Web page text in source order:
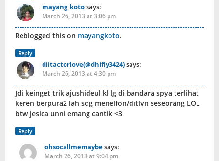
mayang_kotosays:
March 26, 2013 at 3:06 pm
Reblogged this on mayangkoto.
Reply
diitactorlove(@dhifly3424)says:
March 26, 2013 at 4:30 pm
Jdi keinget trik ajushideul kl lg di bandara spya terlihat
keren berpura2 lah sdg menelfon/ditlvn seseorang LOL
btw jesica unni emang cantik <3
Reply
ohsocallmemaybesays:
March 26, 2013 at 9:04 pm